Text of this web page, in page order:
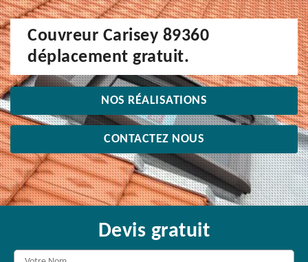
Couvreur Carisey 89360
déplacement gratuit.
NOS RÉALISATIONS
CONTACTEZ NOUS
Devis gratuit